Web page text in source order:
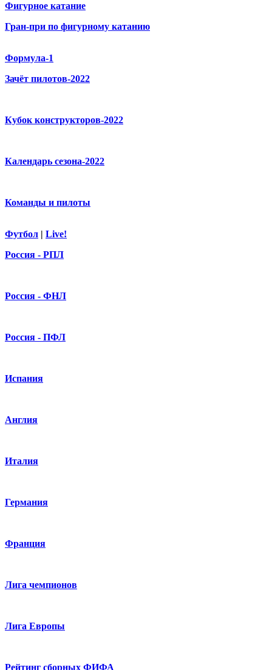
Фигурное катание
Гран-при по фигурному катанию
Формула-1
Зачёт пилотов-2022
Кубок конструкторов-2022
Календарь сезона-2022
Команды и пилоты
Футбол | Live!
Россия - РПЛ
Россия - ФНЛ
Россия - ПФЛ
Испания
Англия
Италия
Германия
Франция
Лига чемпионов
Лига Европы
Рейтинг сборных ФИФА